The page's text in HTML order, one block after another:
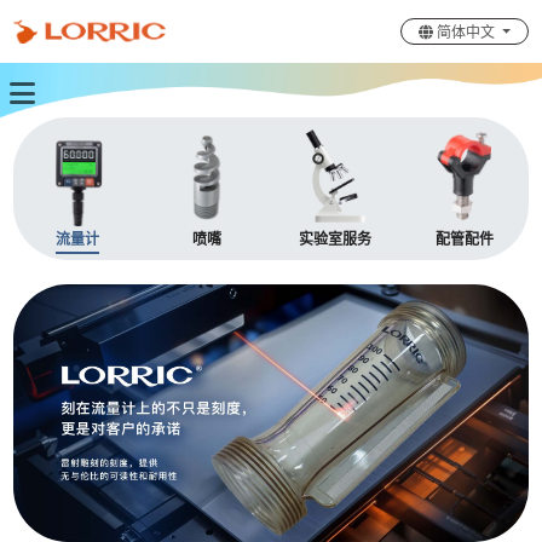
简体中文
流量计 喷嘴 实验室服务 配管配件